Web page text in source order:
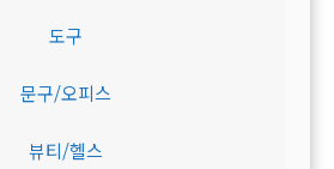
도구
문구/오피스
뷰티/헬스